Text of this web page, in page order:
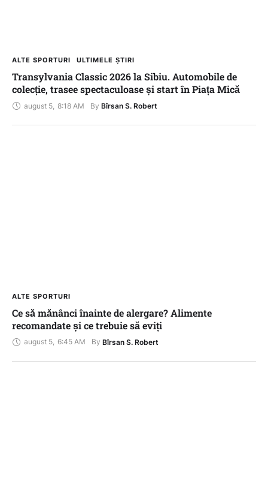
ALTE SPORTURI ULTIMELE ȘTIRI
Transylvania Classic 2026 la Sibiu. Automobile de
colecție, trasee spectaculoase și start în Piața Mică
august 5 8:18 AM By Bîrsan S. Robert
ALTE SPORTURI
Ce să mănânci înainte de alergare? Alimente
recomandate și ce trebuie să eviți
august 5, 6:45 AM By Bîrsan S. Robert